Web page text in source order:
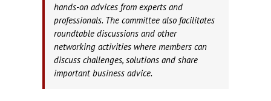
hands-on advices from experts and
professionals. The committee also facilitates
roundtable discussions and other
networking activities where members can
discuss challenges, solutions and share
important business advice.